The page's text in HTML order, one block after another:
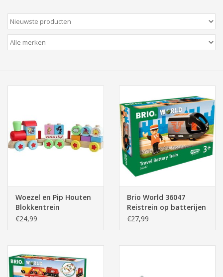
Wenskaarten
Zeeuws/Streek
Elektra
Speelgoed & hobby
Cadeau & feest
Contact/Locatie
Veiligheid
Woezel en Pip Houten
Blokkentrein
€24,99
Brio World 36047
Reistrein op batterijen
- Travel Battery Train
€27,99